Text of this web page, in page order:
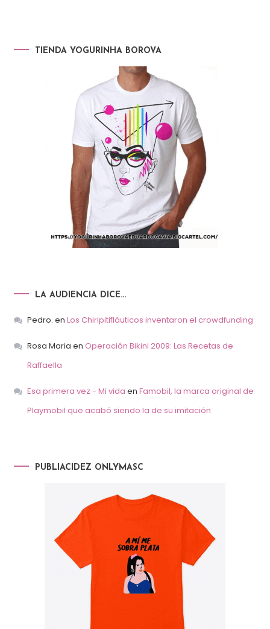
TIENDA YOGURINHA BOROVA
LA AUDIENCIA DICE…
Pedro. en Los Chiripitifláuticos inventaron el crowdfunding
Rosa Maria en Operación Bikini 2009: Las Recetas de
Raffaella
Esa primera vez - Mi vida en Famobil, la marca original de
Playmobil que acabó siendo la de su imitación
PUBLIACIDEZ ONLYMASC